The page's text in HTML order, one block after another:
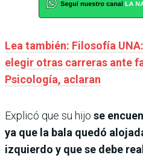
Lea también: Filosofía
elegir otras carreras ante
Psicología, aclaran
Explicó que su hijo se
ya que la bala quedó
izquierdo y que se debe